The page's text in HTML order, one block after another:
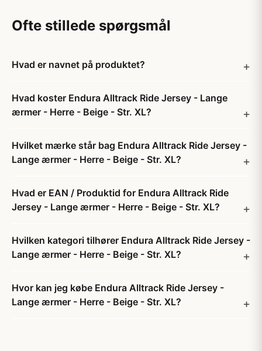
Ofte stillede spørgsmål
Hvad er navnet på produktet?
Hvad koster Endura Alltrack Ride Jersey - Lange
ærmer - Herre - Beige - Str. XL?
Hvilket mærke står bag Endura Alltrack Ride Jersey -
Lange ærmer - Herre - Beige - Str. XL?
Hvad er EAN / Produktid for Endura Alltrack Ride
Jersey - Lange ærmer - Herre - Beige - Str. XL?
Hvilken kategori tilhører Endura Alltrack Ride Jersey -
Lange ærmer - Herre - Beige - Str. XL?
Hvor kan jeg købe Endura Alltrack Ride Jersey -
Lange ærmer - Herre - Beige - Str. XL?